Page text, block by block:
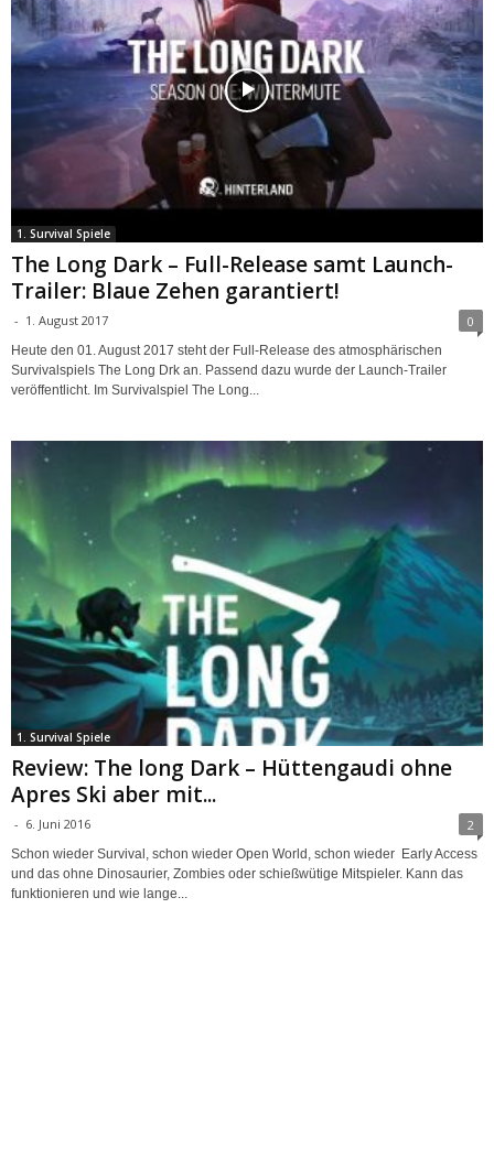
1. Survival Spiele
The Long Dark – Full-Release samt Launch-
Trailer: Blaue Zehen garantiert!
- 1. August 2017 0
Heute den 01. August 2017 steht der Full-Release des atmosphärischen
Survivalspiels The Long Drk an. Passend dazu wurde der Launch-Trailer
veröffentlicht. Im Survivalspiel The Long...
1. Survival Spiele
Review: The long Dark – Hüttengaudi ohne
Apres Ski aber mit...
- 6. Juni 2016 2
Schon wieder Survival, schon wieder Open World, schon wieder Early Access
und das ohne Dinosaurier, Zombies oder schießwütige Mitspieler. Kann das
funktionieren und wie lange...